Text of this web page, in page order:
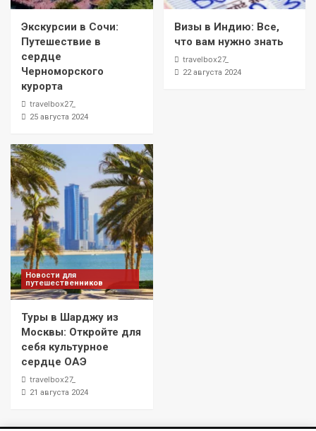
Экскурсии в Сочи:
Путешествие в
сердце
Черноморского
курорта
travelbox27_
25 августа 2024
Визы в Индию: Все,
что вам нужно знать
travelbox27_
22 августа 2024
Новости для
путешественников
Туры в Шарджу из
Москвы: Откройте для
себя культурное
сердце ОАЭ
travelbox27_
21 августа 2024